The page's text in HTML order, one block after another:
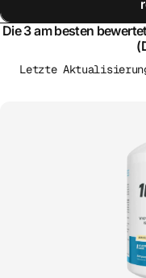
Die 3 am besten
Letzte